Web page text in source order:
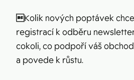
Kolik nových poptávek
registrací k odběru
cokoli, co podpoří váš
a povede k růstu.